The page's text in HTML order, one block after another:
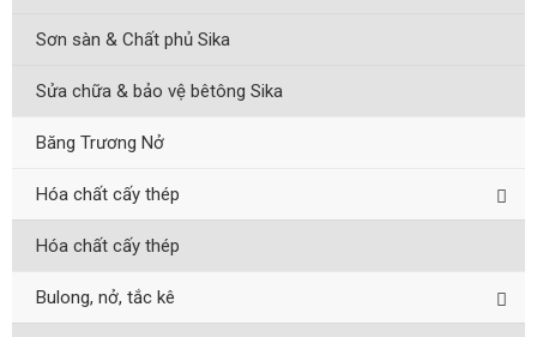
Sơn sàn & Chất phủ Sika
Sửa chữa & bảo vệ bêtông Sika
Băng Trương Nở
Hóa chất cấy thép
Hóa chất cấy thép
Bulong, nở, tắc kê